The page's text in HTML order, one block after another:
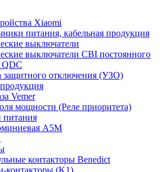
Xiaomi
питания, кабельная продукция
выключатели
выключатели CBI постоянного
QDC
защитного отключения (УЗО)
Vemer
мощности (Реле приоритета)
питания
А5М
контакторы Benedict
контакторы (K1)